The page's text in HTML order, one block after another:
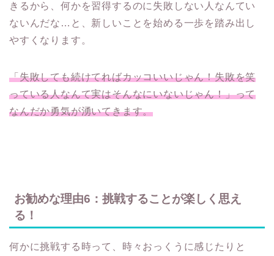
きるから、何かを習得するのに失敗しない人なんてい
ないんだな…と、新しいことを始める一歩を踏み出し
やすくなります。
「失敗しても続けてればカッコいいじゃん！失敗を笑
っている人なんて実はそんなにいないじゃん！」って
なんだか勇気が湧いてきます。
お勧めな理由6：挑戦することが楽しく思え
る！
何かに挑戦する時って、時々おっくうに感じたりと